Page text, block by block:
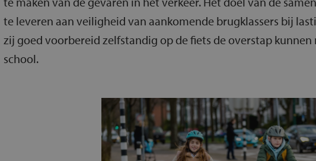
te leveren aan veiligheid van aankomende brugklassers bij
zij goed voorbereid zelfstandig op de fiets de overstap
school.